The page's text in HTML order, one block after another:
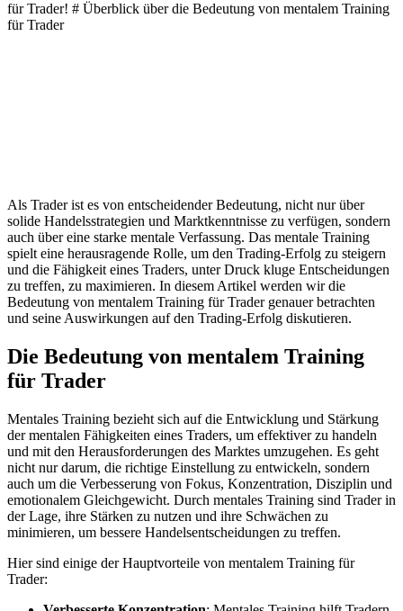
für Trader! # Überblick über die Bedeutung von mentalem Training
für Trader
Als Trader ist es von entscheidender Bedeutung, nicht nur über
solide Handelsstrategien und Marktkenntnisse zu verfügen, sondern
auch über eine starke mentale Verfassung. Das mentale Training
spielt eine herausragende Rolle, um den Trading-Erfolg zu steigern
und die Fähigkeit eines Traders, unter Druck kluge Entscheidungen
zu treffen, zu maximieren. In diesem Artikel werden wir die
Bedeutung von mentalem Training für Trader genauer betrachten
und seine Auswirkungen auf den Trading-Erfolg diskutieren.
Die Bedeutung von mentalem Training
für Trader
Mentales Training bezieht sich auf die Entwicklung und Stärkung
der mentalen Fähigkeiten eines Traders, um effektiver zu handeln
und mit den Herausforderungen des Marktes umzugehen. Es geht
nicht nur darum, die richtige Einstellung zu entwickeln, sondern
auch um die Verbesserung von Fokus, Konzentration, Disziplin und
emotionalem Gleichgewicht. Durch mentales Training sind Trader in
der Lage, ihre Stärken zu nutzen und ihre Schwächen zu
minimieren, um bessere Handelsentscheidungen zu treffen.
Hier sind einige der Hauptvorteile von mentalem Training für
Trader: